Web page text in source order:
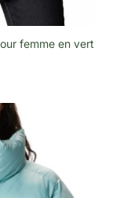
femme en vert